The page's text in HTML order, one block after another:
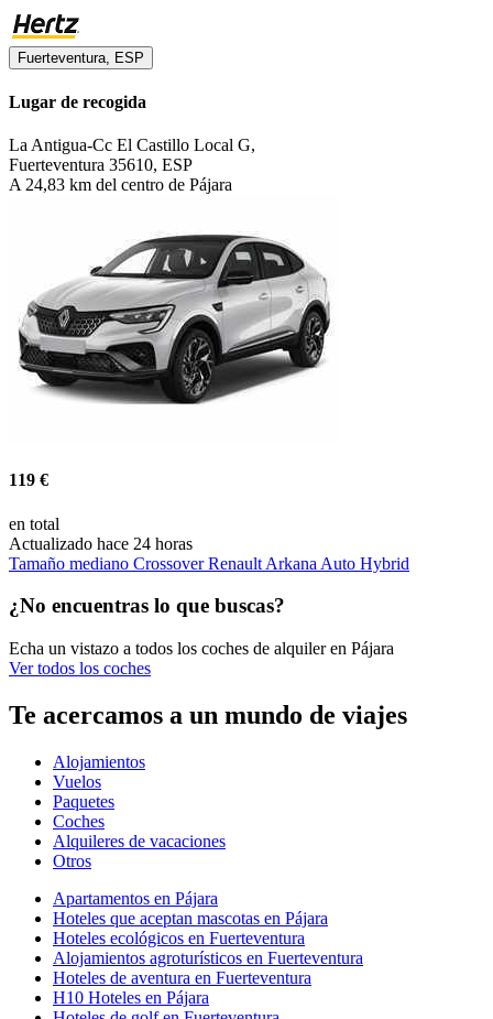
Fuerteventura, ESP
Lugar de recogida
La Antigua-Cc El Castillo Local G,
Fuerteventura 35610, ESP
A 24,83 km del centro de Pájara
119 €
en total
Actualizado hace 24 horas
Tamaño mediano Crossover Renault Arkana Auto Hybrid
¿No encuentras lo que buscas?
Echa un vistazo a todos los coches de alquiler en Pájara
Ver todos los coches
Te acercamos a un mundo de viajes
Alojamientos
Vuelos
Paquetes
Coches
Alquileres de vacaciones
Otros
Apartamentos en Pájara
Hoteles que aceptan mascotas en Pájara
Hoteles ecológicos en Fuerteventura
Alojamientos agroturísticos en Fuerteventura
Hoteles de aventura en Fuerteventura
H10 Hoteles en Pájara